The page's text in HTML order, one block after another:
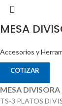
MESA
Accesorios y
COTIZAR
MESA
TS-3 PLATOS